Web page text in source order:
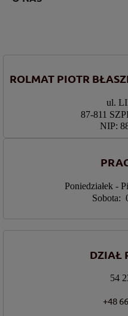
ROLMAT PIOTR
ul.
87-811
NIP:
Poniedziałek -
Sobota:
DZIAŁ
54
+48